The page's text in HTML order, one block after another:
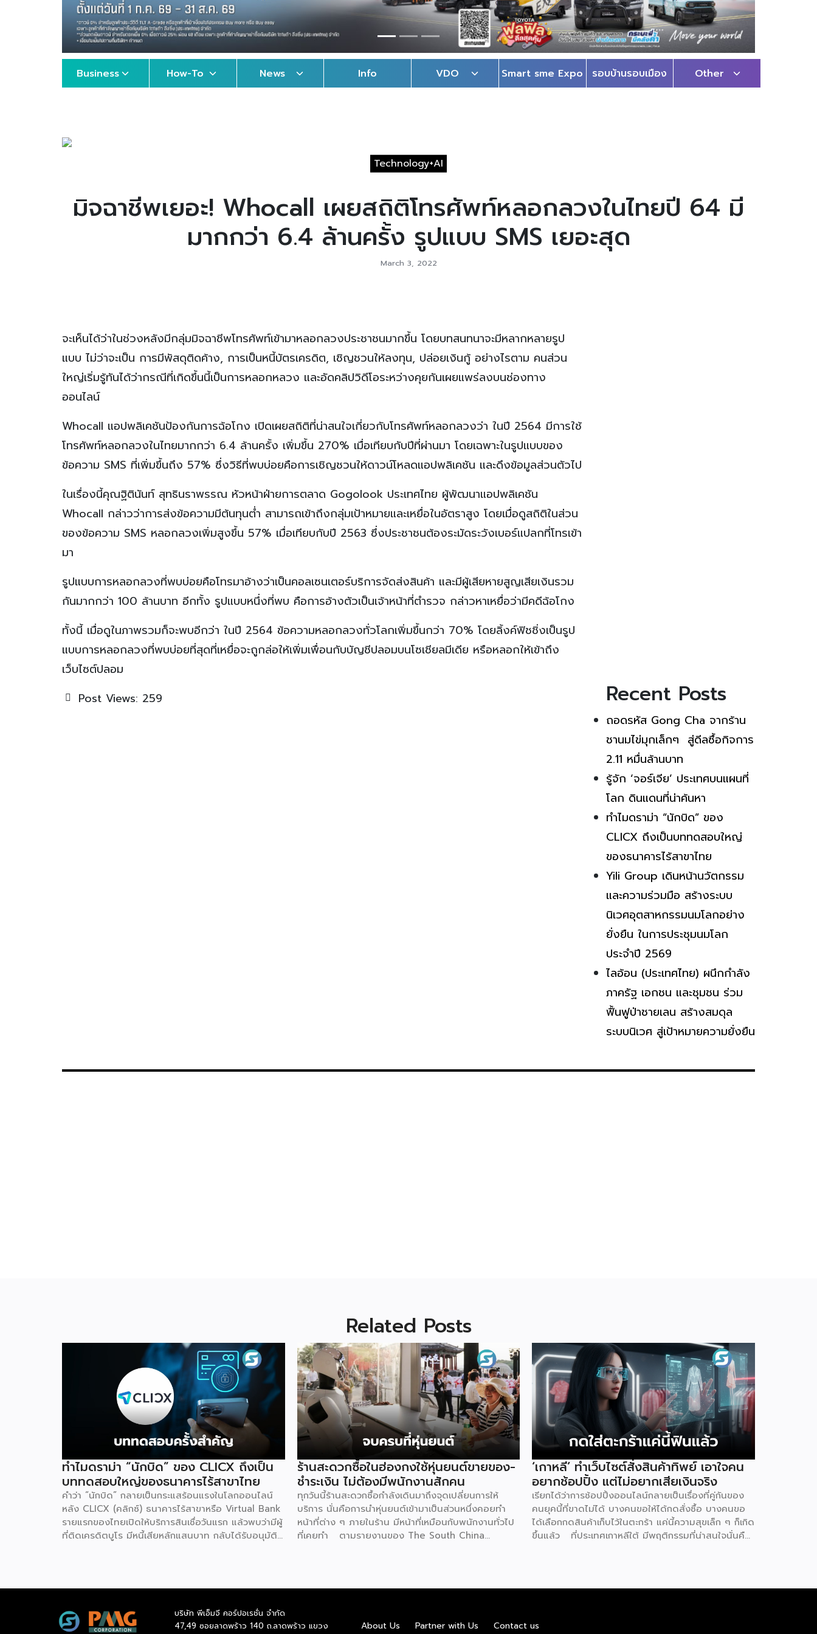
Business How-To News Info VDO Smart sme Expo รอบบ้านรอบเมือง Other
Technology+AI
มิจฉาชีพเยอะ! Whocall เผยสถิติโทรศัพท์หลอกลวงในไทยปี 64 มี
มากกว่า 6.4 ล้านครั้ง รูปแบบ SMS เยอะสุด
March 3, 2022
จะเห็นได้ว่าในช่วงหลังมีกลุ่มมิจฉาชีพโทรศัพท์เข้ามาหลอกลวงประชาชนมากขึ้น โดยบทสนทนาจะมีหลากหลายรูป
แบบ ไม่ว่าจะเป็น การมีพัสดุติดค้าง, การเป็นหนี้บัตรเครดิต, เชิญชวนให้ลงทุน, ปล่อยเงินกู้ อย่างไรตาม คนส่วน
ใหญ่เริ่มรู้ทันได้ว่ากรณีที่เกิดขึ้นนี้เป็นการหลอกหลวง และอัดคลิปวิดีโอระหว่างคุยกันเผยแพร่ลงบนช่องทาง
ออนไลน์
Whocall แอปพลิเคชันป้องกันการฉ้อโกง เปิดเผยสถิติที่น่าสนใจเกี่ยวกับโทรศัพท์หลอกลวงว่า ในปี 2564 มีการใช้
โทรศัพท์หลอกลวงในไทยมากกว่า 6.4 ล้านครั้ง เพิ่มขึ้น 270% เมื่อเทียบกับปีที่ผ่านมา โดยเฉพาะในรูปแบบของ
ข้อความ SMS ที่เพิ่มขึ้นถึง 57% ซึ่งวิธีที่พบบ่อยคือการเชิญชวนให้ดาวน์โหลดแอปพลิเคชัน และดึงข้อมูลส่วนตัวไป
ในเรื่องนี้คุณฐิตินันท์ สุทธินราพรรณ หัวหน้าฝ่ายการตลาด Gogolook ประเทศไทย ผู้พัฒนาแอปพลิเคชัน
Whocall กล่าวว่าการส่งข้อความมีต้นทุนต่ำ สามารถเข้าถึงกลุ่มเป้าหมายและเหยื่อในอัตราสูง โดยเมื่อดูสถิติในส่วน
ของข้อความ SMS หลอกลวงเพิ่มสูงขึ้น 57% เมื่อเทียบกับปี 2563 ซึ่งประชาชนต้องระมัดระวังเบอร์แปลกที่โทรเข้า
มา
รูปแบบการหลอกลวงที่พบบ่อยคือโทรมาอ้างว่าเป็นคอลเซนเตอร์บริการจัดส่งสินค้า และมีผู้เสียหายสูญเสียเงินรวม
กันมากกว่า 100 ล้านบาท อีกทั้ง รูปแบบหนึ่งที่พบ คือการอ้างตัวเป็นเจ้าหน้าที่ตำรวจ กล่าวหาเหยื่อว่ามีคดีฉ้อโกง
ทั้งนี้ เมื่อดูในภาพรวมก็จะพบอีกว่า ในปี 2564 ข้อความหลอกลวงทั่วโลกเพิ่มขึ้นกว่า 70% โดยลิ้งค์ฟิชชิ่งเป็นรูป
แบบการหลอกลวงที่พบบ่อยที่สุดที่เหยื่อจะถูกล่อให้เพิ่มเพื่อนกับบัญชีปลอมบนโซเชียลมีเดีย หรือหลอกให้เข้าถึง
เว็บไซต์ปลอม
Post Views: 259 Recent Posts
ถอดรหัส Gong Cha จากร้าน
ชานมไข่มุกเล็กๆ สู่ดีลซื้อกิจการ
2.11 หมื่นล้านบาท
รู้จัก ‘จอร์เจีย’ ประเทศบนแผนที่
โลก ดินแดนที่น่าค้นหา
ทำไมดราม่า “นักบิด” ของ
CLICX ถึงเป็นบททดสอบใหญ่
ของธนาคารไร้สาขาไทย
Yili Group เดินหน้านวัตกรรม
และความร่วมมือ สร้างระบบ
นิเวศอุตสาหกรรมนมโลกอย่าง
ยั่งยืน ในการประชุมนมโลก
ประจำปี 2569
ไลอ้อน (ประเทศไทย) ผนึกกำลัง
ภาครัฐ เอกชน และชุมชน ร่วม
ฟื้นฟูป่าชายเลน สร้างสมดุล
ระบบนิเวศ สู่เป้าหมายความยั่งยืน
Related Posts
ทำไมดราม่า “นักบิด” ของ CLICX ถึงเป็น
บททดสอบใหญ่ของธนาคารไร้สาขาไทย
คำว่า “นักบิด” กลายเป็นกระแสร้อนแรงในโลกออนไลน์
หลัง CLICX (คลิกซ์) ธนาคารไร้สาขาหรือ Virtual Bank
รายแรกของไทยเปิดให้บริการสินเชื่อวันแรก แล้วพบว่ามีผู้
ที่ติดเครดิตบูโร มีหนี้เสียหลักแสนบาท กลับได้รับอนุมัติ
ดราม่าบนโลกออนไลน์เท่านั้น แต่เป็นกรณีศึกษาที่สะท้อน
การเงินไทย นั่นคือ Virtual Bank ซึ่งผู้ประกอบการ SME
ควรทำความเข้าใจให้ลึกกว่าพาดหัวข่าว เพราะทั้งโอกาส
ร้านสะดวกซื้อในฮ่องกงใช้หุ่นยนต์ขายของ-
ชำระเงิน ไม่ต้องมีพนักงานสักคน
ทุกวันนี้ร้านสะดวกซื้อกำลังเดินมาถึงจุดเปลี่ยนการให้
บริการ นั่นคือการนำหุ่นยนต์เข้ามาเป็นส่วนหนึ่งคอยทำ
หน้าที่ต่าง ๆ ภายในร้าน มีหน้าที่เหมือนกับพนักงานทั่วไป
ที่เคยทำ ตามรายงานของ The South China
ผู้ควบคุมทุกอย่าง ซึ่งร้านแห่งนี้ตั้งอยู่ริมน้ำหงฮอม เปิด
บริษัท Galbot ซึ่งเป็นบริษัทด้านปัญญาประดิษฐ์ (AI)
‘เกาหลี’ ทำเว็บไซต์สั่งสินค้าทิพย์ เอาใจคน
อยากช้อปปิ้ง แต่ไม่อยากเสียเงินจริง
เรียกได้ว่าการช้อปปิ้งออนไลน์กลายเป็นเรื่องที่คู่กันของ
คนยุคนี้ที่ขาดไม่ได้ บางคนขอให้ได้กดสั่งซื้อ บางคนขอ
ได้เลือกกดสินค้าเก็บไว้ในตะกร้า แค่นี้ความสุขเล็ก ๆ ก็เกิด
ขึ้นแล้ว ที่ประเทศเกาหลีใต้ มีพฤติกรรมที่น่าสนใจนั่นคือ
อย่างใด แน่นอนว่าดินแดนกิมจินี้มีการใช้เทคโนโลยีดิจิทัล
แข็งแกร่ง แต่อีกด้านหนึ่งกลับพบว่ากลุ่มเยาวชนเกาหลีใต้
บริษัท พีเอ็มจี คอร์ปอเรชั่น จำกัด
47,49 ซอยลาดพร้าว 140 ถ.ลาดพร้าว แขวง
About Us Partner with Us Contact us